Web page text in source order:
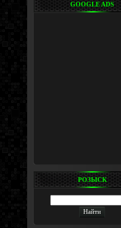
GOOGLE ADS
РОЗЫСК